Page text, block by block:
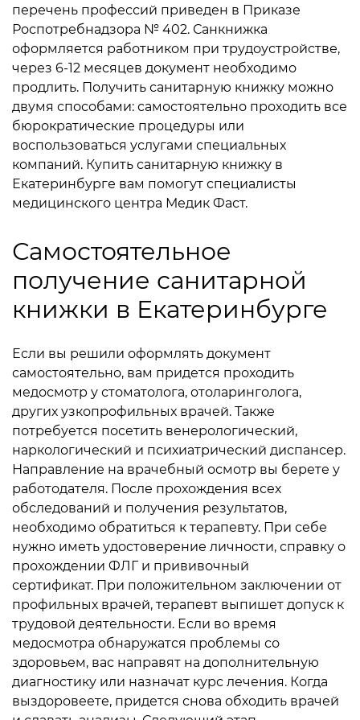
перечень профессий приведен в Приказе
Роспотребнадзора № 402. Санкнижка
оформляется работником при трудоустройстве,
через 6-12 месяцев документ необходимо
продлить. Получить санитарную книжку можно
двумя способами: самостоятельно проходить все
бюрократические процедуры или
воспользоваться услугами специальных
компаний. Купить санитарную книжку в
Екатеринбурге вам помогут специалисты
медицинского центра Медик Фаст.
Самостоятельное
получение санитарной
книжки в Екатеринбурге
Если вы решили оформлять документ
самостоятельно, вам придется проходить
медосмотр у стоматолога, отоларинголога,
других узкопрофильных врачей. Также
потребуется посетить венерологический,
наркологический и психиатрический диспансер.
Направление на врачебный осмотр вы берете у
работодателя. После прохождения всех
обследований и получения результатов,
необходимо обратиться к терапевту. При себе
нужно иметь удостоверение личности, справку о
прохождении ФЛГ и прививочный
сертификат. При положительном заключении от
профильных врачей, терапевт выпишет допуск к
трудовой деятельности. Если во время
медосмотра обнаружатся проблемы со
здоровьем, вас направят на дополнительную
диагностику или назначат курс лечения. Когда
выздоровеете, придется снова обходить врачей